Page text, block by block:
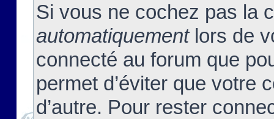
Si vous ne cochez pas la
automatiquementlors de
connecté au forum que
permet d’éviter que votre
d’autre. Pour rester